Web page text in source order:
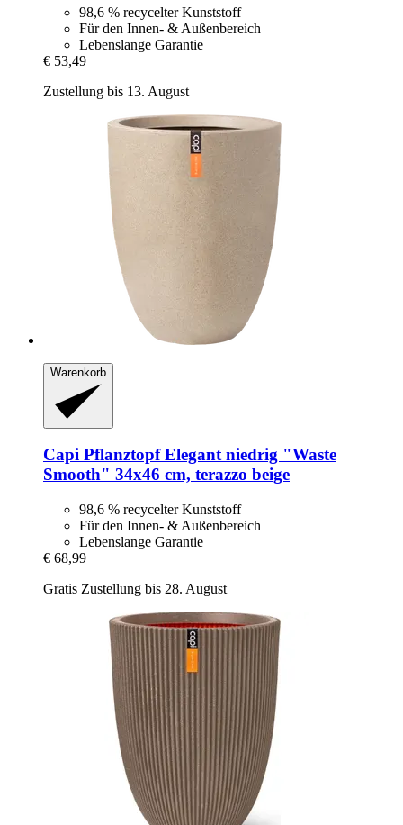
98,6 % recycelter Kunststoff
Für den Innen- & Außenbereich
Lebenslange Garantie
€ 53,49
Zustellung bis 13. August
Warenkorb
Capi Pflanztopf Elegant niedrig "Waste
Smooth" 34x46 cm, terazzo beige
98,6 % recycelter Kunststoff
Für den Innen- & Außenbereich
Lebenslange Garantie
€ 68,99
Gratis Zustellung bis 28. August